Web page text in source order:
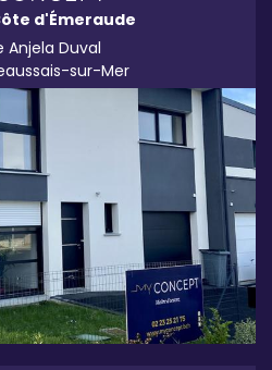
d'Émeraude
Anjela Duval
sur-Mer